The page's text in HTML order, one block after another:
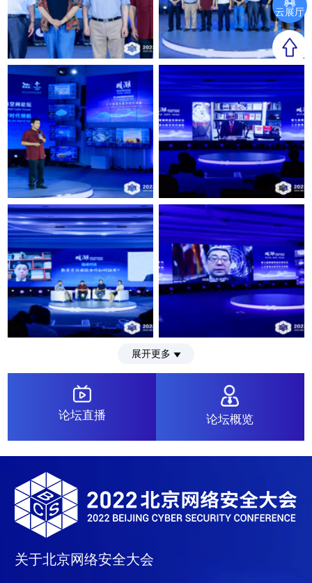
展开更多
论坛直播 论坛概览
关于北京网络安全大会
云展厅